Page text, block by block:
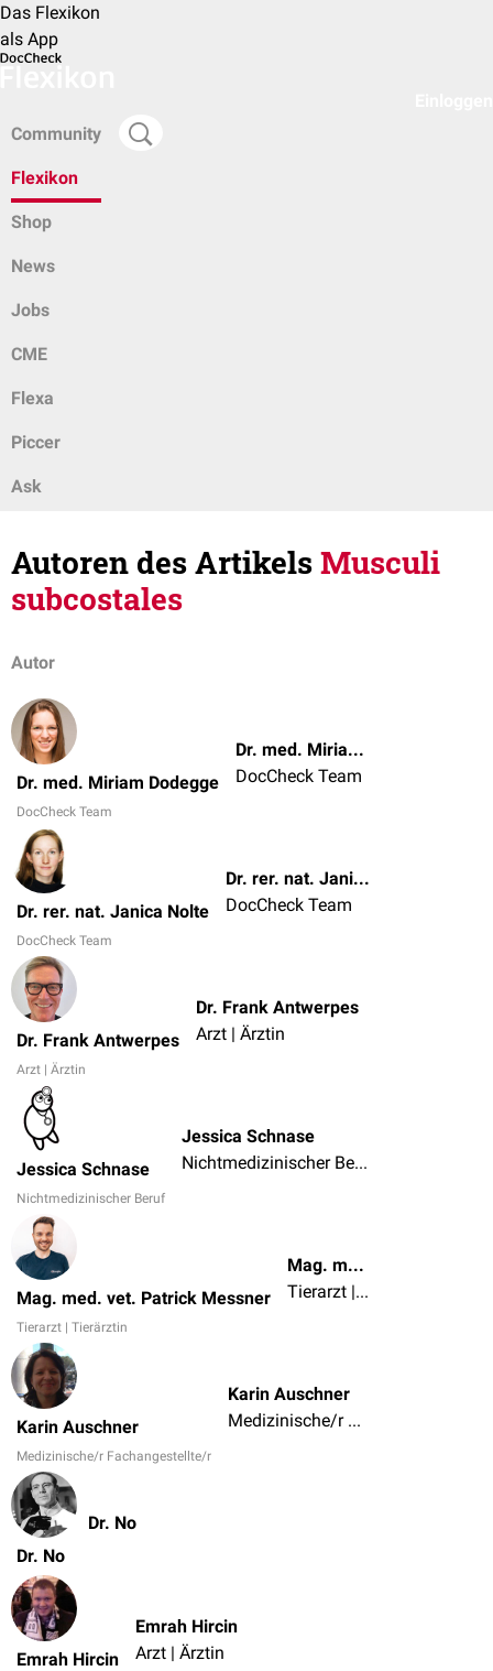
Das Flexikon
als App
Community
Flexikon
Shop
News
Jobs
CME
Flexa
Piccer
Ask
Autoren des ArtikelsMusculi
subcostales
Autor
Dr. med. Miriam Dodegge
DocCheck Team
Dr. med. Miriam Dodegge
DocCheck Team
Dr. rer. nat. Janica Nolte
DocCheck Team
Dr. rer. nat. Janica Nolte
DocCheck Team
Dr. Frank Antwerpes
Arzt | Ärztin
Dr. Frank Antwerpes
Arzt | Ärztin
Jessica Schnase
Nichtmedizinischer Beruf
Jessica Schnase
Nichtmedizinischer Beruf
Mag. med. vet. Patrick Messner
Tierarzt | Tierärztin
Mag. med. vet. Patrick Messner
Tierarzt | Tierärztin
Karin Auschner
Medizinische/r Fachangestellte/r
Karin Auschner
Medizinische/r Fachangestellte/r
Dr. No
Dr. No
Emrah Hircin
Emrah Hircin
Arzt | Ärztin